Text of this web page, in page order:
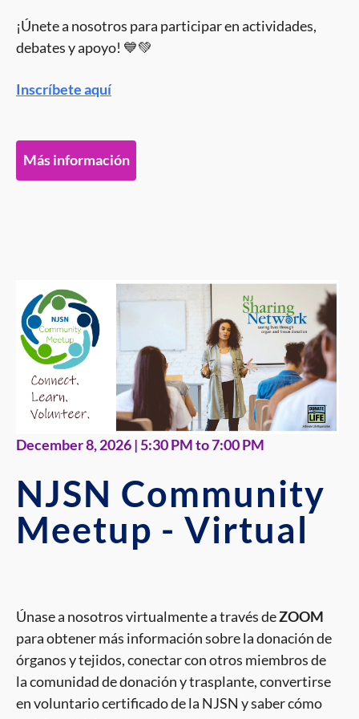
¡Únete a nosotros para participar en actividades,
debates y apoyo! 💙💚
Inscríbete aquí
Más información
December 8, 2026 | 5:30 PM to 7:00 PM
NJSN Community
Meetup - Virtual
Únase a nosotros virtualmente a través deZOOM
para obtener más información sobre la donación de
órganos y tejidos, conectar con otros miembros de
la comunidad de donación y trasplante, convertirse
en voluntario certificado de la NJSN y saber cómo